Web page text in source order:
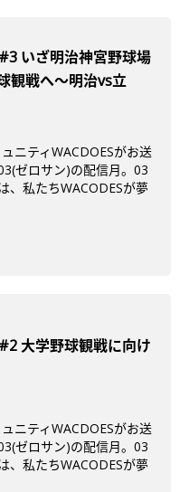
いざ明治神宮野球場
観戦へ〜明治vs立
ニティWACDOESがお送
ゼロサン)の配信月。03
、私たちWACODESが夢
大学野球観戦に向け
ニティWACDOESがお送
ゼロサン)の配信月。03
、私たちWACODESが夢